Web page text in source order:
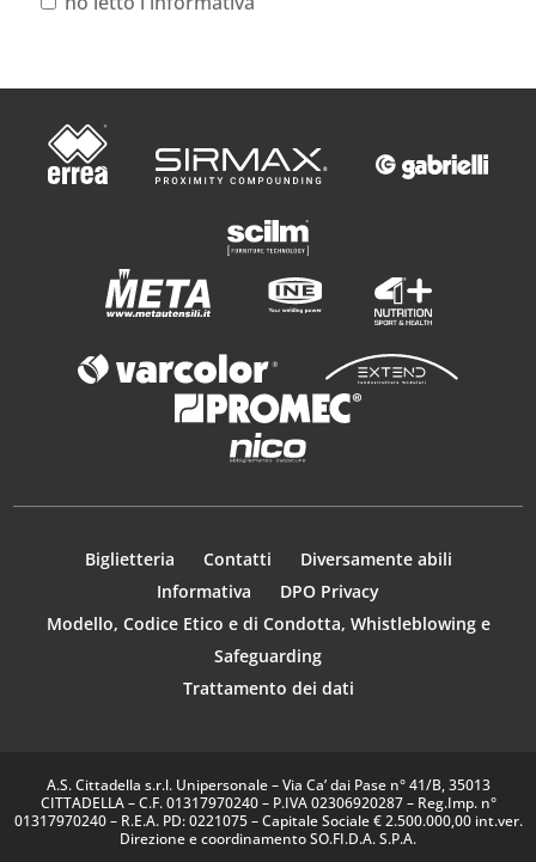
Biglietteria Contatti
Diversamente abili
Informativa
DPO Privacy
Modello, Codice Etico e di Condotta, Whistleblowing e
Safeguarding
Trattamento dei dati
A.S. Cittadella s.r.l. Unipersonale – Via Ca’ dai Pase n° 41/B, 35013
CITTADELLA – C.F. 01317970240 – P.IVA 02306920287 – Reg.Imp. n°
01317970240 – R.E.A. PD: 0221075 – Capitale Sociale € 2.500.000,00 int.ver.
Direzione e coordinamento SO.FI.D.A. S.P.A.